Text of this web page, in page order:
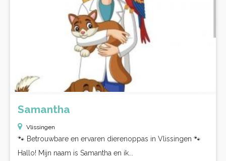
Samantha
Vlissingen
🐾 Betrouwbare en ervaren dierenoppas in Vlissingen 🐾
Hallo! Mijn naam is Samantha en ik...